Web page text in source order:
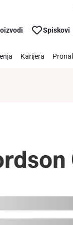
Spiskovi
Karijera